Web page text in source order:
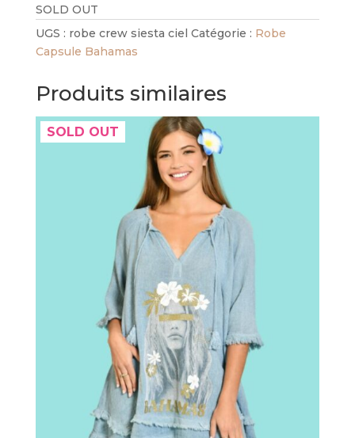
SOLD OUT
UGS : robe crew siesta ciel Catégorie : Robe
Capsule Bahamas
Produits similaires
SOLD OUT